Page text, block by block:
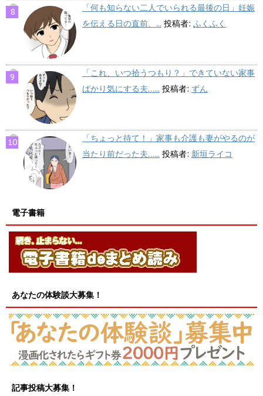
「何も知らない二人でいられる最後の日」妊娠
を伝える日の直前、... 投稿者: ふくふく
「これ、いつ拾うつもり？」できていない家事
ばかり気にする夫…... 投稿者: ずん
「ちょっと待て！」家事も介護も妻がやるのが
当たり前だった夫…... 投稿者: 新垣ライコ
電子書籍
あなたの体験談大募集！
記事投稿大募集！